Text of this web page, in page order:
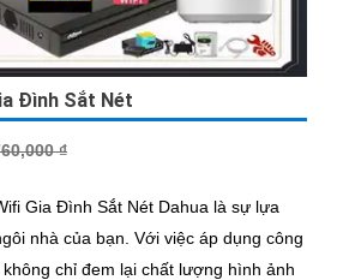
Đình Sắt Nét
₫
Gia Đình Sắt Nét Dahua là sự lựa
Với việc áp dụng công
chỉ đem lại chất lượng hình ảnh